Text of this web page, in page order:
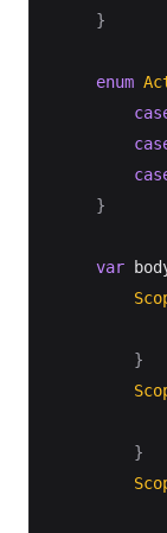
}
enum
}
var
}
}